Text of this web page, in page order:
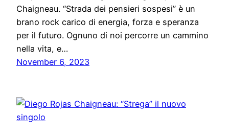
Chaigneau. “Strada dei pensieri sospesi” è un
brano rock carico di energia, forza e speranza
per il futuro. Ognuno di noi percorre un cammino
nella vita, e…
November 6, 2023